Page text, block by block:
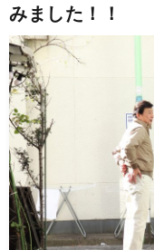
みました！！